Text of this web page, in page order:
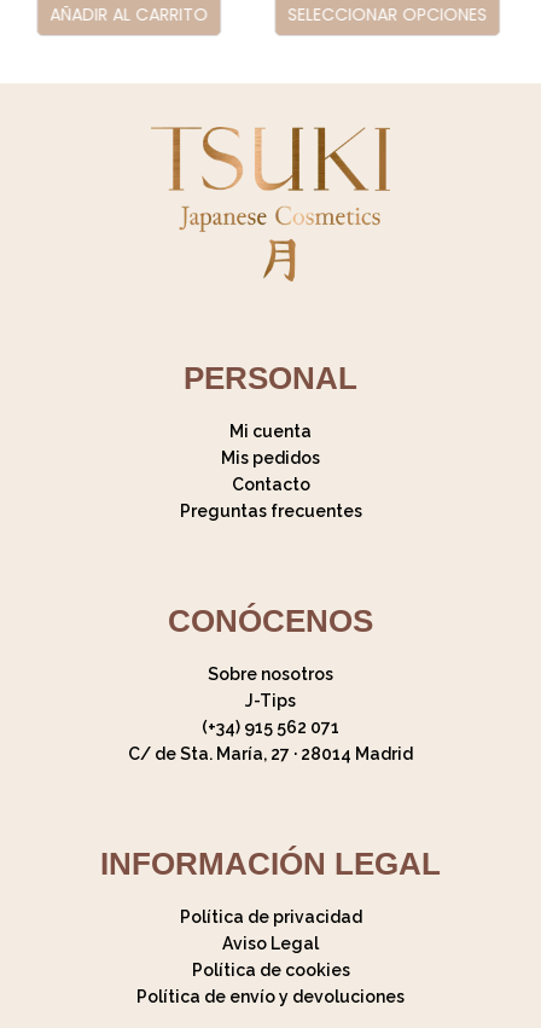
SELECCIONAR OPCIONES 69,00€
RESERVA TU TRATAMIENTO
PERSONAL
Mi cuenta
CONÓCENOS
Sobre nosotros
INFORMACIÓN LEGAL
Política de privacidad